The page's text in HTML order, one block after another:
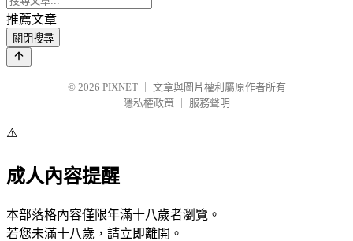
推薦文章
關閉搜尋
© 2026 PIXNET
文章與圖片權利屬原作者所有
隱私權政策
服務聲明
⚠️
成人內容提醒
本部落格內容僅限年滿十八歲者瀏覽。
若您未滿十八歲，請立即離開。